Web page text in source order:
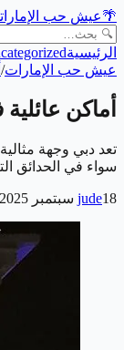
🌴عيش حب الإمارات
الرئيسية
عيش حب الإمارات/
أماكن
تعد دبي وجهة
سواء في الحدائق
jude18 سبتمبر 2025